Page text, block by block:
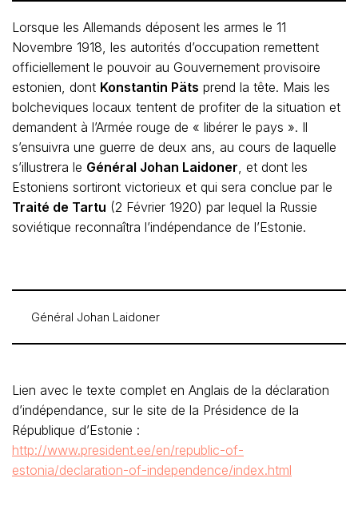
Lorsque les Allemands déposent les armes le 11
Novembre 1918, les autorités d’occupation remettent
officiellement le pouvoir au Gouvernement provisoire
estonien, dont Konstantin Päts prend la tête. Mais les
bolcheviques locaux tentent de profiter de la situation et
demandent à l’Armée rouge de « libérer le pays ». Il
s’ensuivra une guerre de deux ans, au cours de laquelle
s’illustrera le Général Johan Laidoner, et dont les
Estoniens sortiront victorieux et qui sera conclue par le
Traité de Tartu (2 Février 1920) par lequel la Russie
soviétique reconnaîtra l’indépendance de l’Estonie.
Général Johan Laidoner
Lien avec le texte complet en Anglais de la déclaration
d’indépendance, sur le site de la Présidence de la
République d’Estonie :
http://www.president.ee/en/republic-of-
estonia/declaration-of-independence/index.html